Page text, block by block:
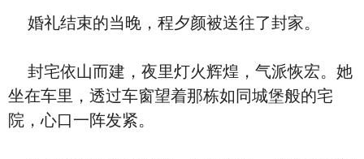
婚礼结束的当晚，程夕颜被送往了封家。
封宅依山而建，夜里灯火辉煌，气派恢宏。她
坐在车里，透过车窗望着那栋如同城堡般的宅
院，心口一阵发紧。